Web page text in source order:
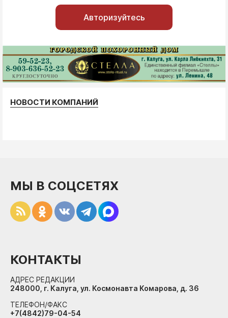
Авторизуйтесь
НОВОСТИ КОМПАНИЙ
МЫ В СОЦСЕТЯХ
КОНТАКТЫ
АДРЕС РЕДАКЦИИ
248000, г. Калуга, ул. Космонавта Комарова, д. 36
ТЕЛЕФОН/ФАКС
+7(4842)79-04-54